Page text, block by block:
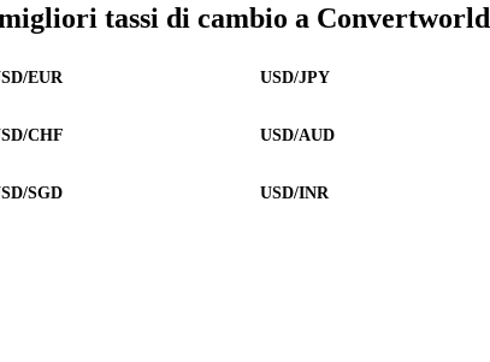
tassi di cambio a Convertworld
EUR USD/JPY
CHF USD/AUD
SGD USD/INR